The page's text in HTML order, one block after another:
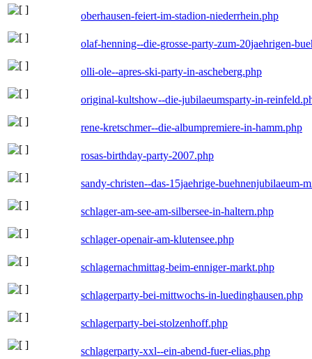
oberhausen-feiert-im-stadion-niederrhein.php
olaf-henning--die-grosse-party-zum-20jaehrigen-
olli-ole--apres-ski-party-in-ascheberg.php
original-kultshow--die-jubilaeumsparty-in-
rene-kretschmer--die-albumpremiere-in-hamm.php
rosas-birthday-party-2007.php
sandy-christen--das-15jaehrige-buehnenjubilaeum-
schlager-am-see-am-silbersee-in-haltern.php
schlager-openair-am-klutensee.php
schlagernachmittag-beim-enniger-markt.php
schlagerparty-bei-mittwochs-in-luedinghausen.php
schlagerparty-bei-stolzenhoff.php
schlagerparty-xxl--ein-abend-fuer-elias.php